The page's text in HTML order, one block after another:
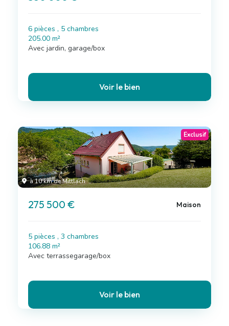
6 pièces , 5 chambres
205.00 m²
Avec jardin, garage/box
Voir le bien
à 10 km de Mittlach
Exclusif
275 500 € Maison
5 pièces , 3 chambres
106.88 m²
Avec terrassegarage/box
Voir le bien